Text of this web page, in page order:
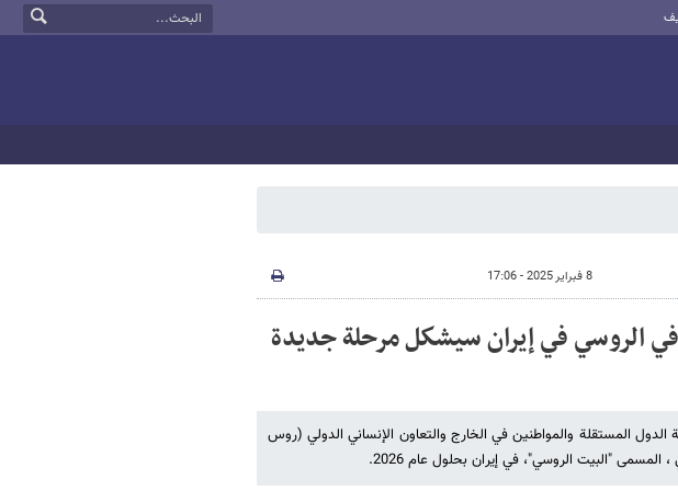
8 فبراير 2025 - 17:06
الروسي في إيران سيشكل مرحلة جديدة
الدول المستقلة والمواطنين في الخارج والتعاون الإنساني الدولي (روس
"البيت الروسي"، في إيران بحلول عام 2026.